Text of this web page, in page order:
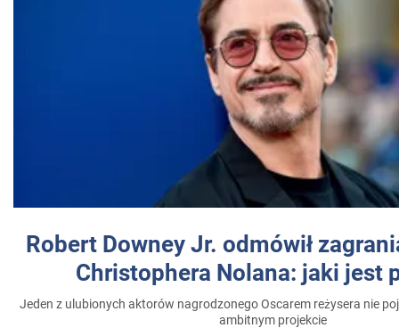
Robert Downey Jr. odmówił
Christophera Nolana: jaki jest
Jeden z ulubionych aktorów nagrodzonego Oscarem reżysera nie
ambitnym projekcie